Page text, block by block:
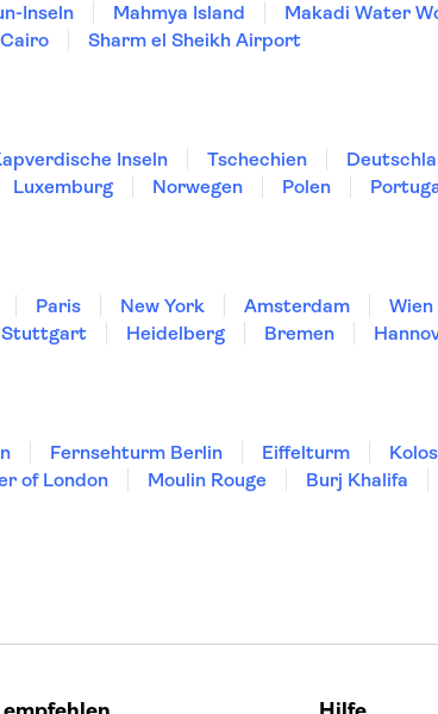
Inseln Mahmya Island Makadi Water
Sharm el Sheikh Airport
Inseln Tschechien
Luxemburg Norwegen Polen
Paris New York Amsterdam Wien
Stuttgart Heidelberg Bremen
Fernsehturm Berlin Eiffelturm
of London Moulin Rouge Burj Khalifa